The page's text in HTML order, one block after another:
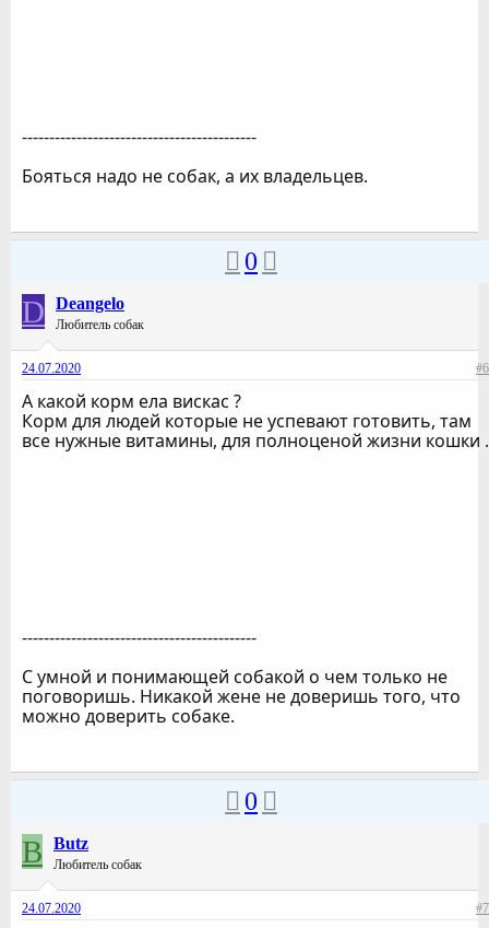
-------------------------------------------
Бояться надо не собак, а их владельцев.
0
D Deangelo
Любитель собак
24.07.2020 #6
А какой корм ела вискас ?
Корм для людей которые не успевают готовить, там
все нужные витамины, для полноценой жизни кошки .
-------------------------------------------
С умной и понимающей собакой о чем только не
поговоришь. Никакой жене не доверишь того, что
можно доверить собаке.
0
B Butz
Любитель собак
24.07.2020 #7